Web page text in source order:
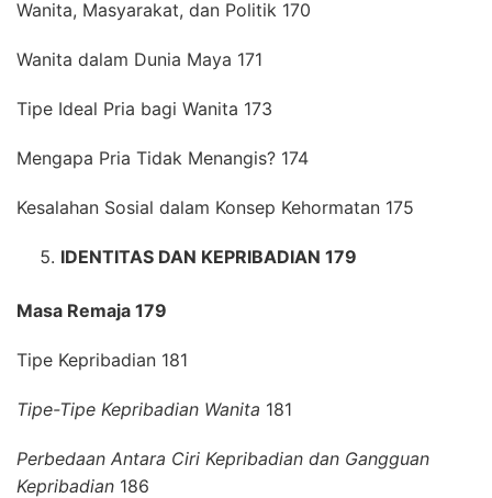
Wanita, Masyarakat, dan Politik 170
Wanita dalam Dunia Maya 171
Tipe Ideal Pria bagi Wanita 173
Mengapa Pria Tidak Menangis? 174
Kesalahan Sosial dalam Konsep Kehormatan 175
IDENTITAS DAN KEPRIBADIAN 179
Masa Remaja 179
Tipe Kepribadian 181
Tipe-Tipe Kepribadian Wanita 181
Perbedaan Antara Ciri Kepribadian dan Gangguan
Kepribadian 186